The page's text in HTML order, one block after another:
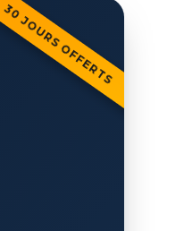
30 JOURS OFFERTS